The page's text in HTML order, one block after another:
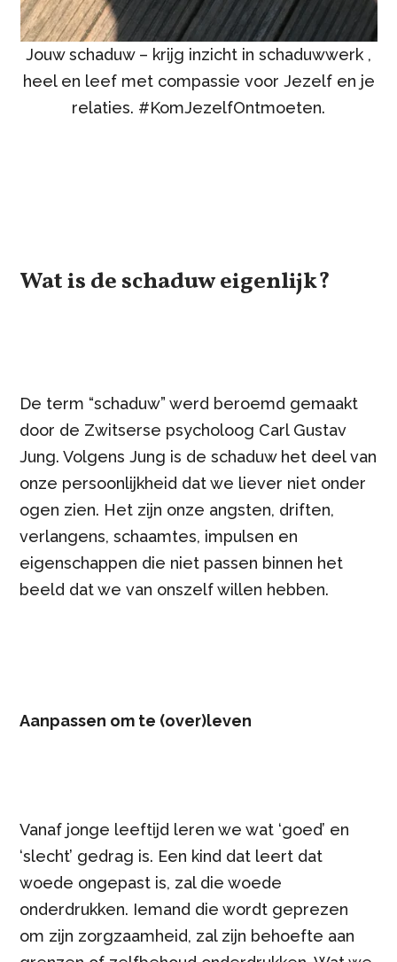
Jouw schaduw – krijg inzicht in schaduwwerk ,
heel en leef met compassie voor Jezelf en je
relaties. #KomJezelfOntmoeten.
Wat is de schaduw eigenlijk?
De term “schaduw” werd beroemd gemaakt
door de Zwitserse psycholoog Carl Gustav
Jung. Volgens Jung is de schaduw het deel van
onze persoonlijkheid dat we liever niet onder
ogen zien. Het zijn onze angsten, driften,
verlangens, schaamtes, impulsen en
eigenschappen die niet passen binnen het
beeld dat we van onszelf willen hebben.
Aanpassen om te (over)leven
Vanaf jonge leeftijd leren we wat ‘goed’ en
‘slecht’ gedrag is. Een kind dat leert dat
woede ongepast is, zal die woede
onderdrukken. Iemand die wordt geprezen
om zijn zorgzaamheid, zal zijn behoefte aan